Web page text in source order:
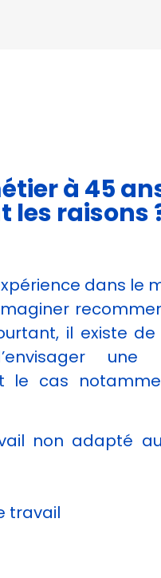
à 45
les raisons
dans le
il existe
une
le cas
non adapté
travail